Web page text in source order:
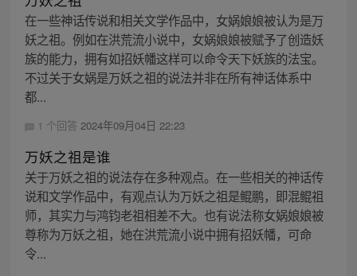
在一些神话传说和相关文学作品中，女娲娘娘被认为是万
妖之祖。例如在洪荒流小说中，女娲娘娘被赋予了创造妖
族的能力，拥有如招妖幡这样可以命令天下妖族的法宝。
不过关于女娲是万妖之祖的说法并非在所有神话体系中
都...
1 个回答 2024年09月04日 22:23
万妖之祖是谁
关于万妖之祖的说法存在多种观点。在一些相关的神话传
说和文学作品中，有观点认为万妖之祖是鲲鹏，即混鲲祖
师，其实力与鸿钧老祖相差不大。也有说法称女娲娘娘被
尊称为万妖之祖，她在洪荒流小说中拥有招妖幡，可命
令...